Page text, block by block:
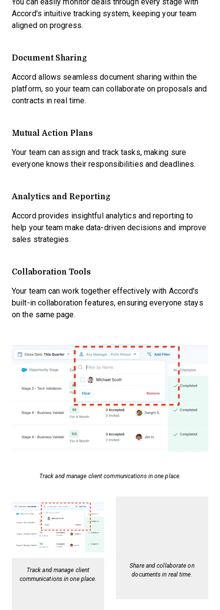
You can easily monitor deals through every stage with
Accord's intuitive tracking system, keeping your team
aligned on progress.
Document Sharing
Accord allows seamless document sharing within the
platform, so your team can collaborate on proposals and
contracts in real time.
Mutual Action Plans
Your team can assign and track tasks, making sure
everyone knows their responsibilities and deadlines.
Analytics and Reporting
Accord provides insightful analytics and reporting to
help your team make data-driven decisions and improve
sales strategies.
Collaboration Tools
Your team can work together effectively with Accord's
built-in collaboration features, ensuring everyone stays
on the same page.
Track and manage client communications in one place.
Track and manage client
communications in one place.
Share and collaborate on
documents in real time.